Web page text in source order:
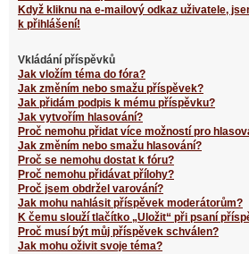
Když kliknu na e-mailový odkaz uživatele,
k přihlášení!
Vkládání příspěvků
Jak vložím téma do fóra?
Jak změním nebo smažu příspěvek?
Jak přidám podpis k mému příspěvku?
Jak vytvořím hlasování?
Proč nemohu přidat více možností pro
Jak změním nebo smažu hlasování?
Proč se nemohu dostat k fóru?
Proč nemohu přidávat přílohy?
Proč jsem obdržel varování?
Jak mohu nahlásit příspěvek moderátorům?
K čemu slouží tlačítko „Uložit“ při psaní
Proč musí být můj příspěvek schválen?
Jak mohu oživit svoje téma?